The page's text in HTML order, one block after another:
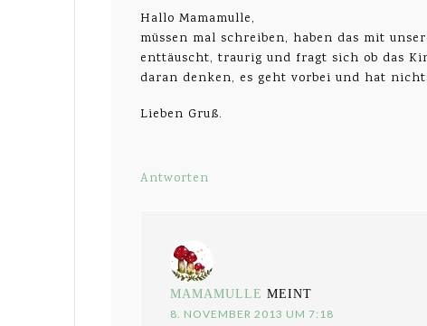
Hallo Mamamulle,
müssen mal schreiben, haben das mit
enttäuscht, traurig und fragt sich ob das
daran denken, es geht vorbei und hat
Lieben Gruß.
Antworten
MAMAMULLE MEINT
8. NOVEMBER 2013 UM 7:18